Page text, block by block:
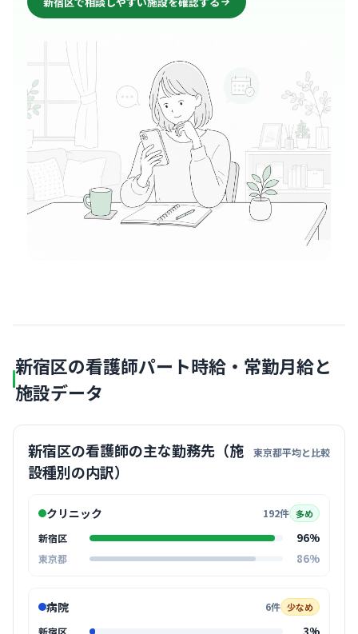
新宿区の看護師パート時給・常勤月給と
施設データ
新宿区の看護師の主な勤務先（施
設種別の内訳）
東京都平均と比較
クリニック 192件 多め
新宿区 96%
東京都 86%
病院 6件 少なめ
新宿区